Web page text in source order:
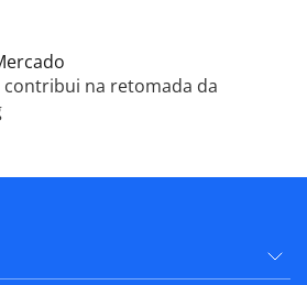
na retomada da